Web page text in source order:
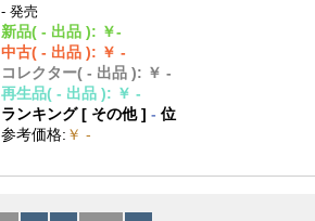
- 発売
新品( - 出品 ): ￥-
中古( - 出品 ): ￥ -
コレクター( - 出品 ): ￥ -
再生品( - 出品 ): ￥ -
ランキング [ その他]- 位
参考価格: ￥ -